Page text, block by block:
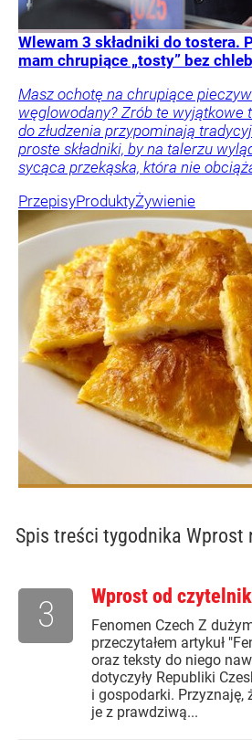
Wlewam 3 składniki do tostera.
mam chrupiące „tosty” bez
Masz ochotę na chrupiące
węglowodany? Zrób te wyjątkowe
do złudzenia przypominają
proste składniki, by na talerzu
sycąca przekąska, która nie
PrzepisyProduktyŻywienie
Spis treści tygodnika Wprost
Wprost od
Fenomen Czech Z
przeczytałem artykuł
oraz teksty do niego
dotyczyły Republiki
i gospodarki. Przyznaję,
je z prawdziwą...
3